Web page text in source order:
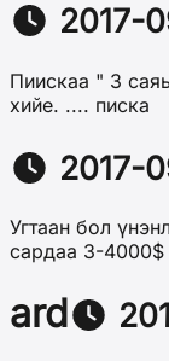
2017-
Пиискаа " 3
хийе. .... писка
2017-
Угтаан бол
сардаа 3-4000$
ard